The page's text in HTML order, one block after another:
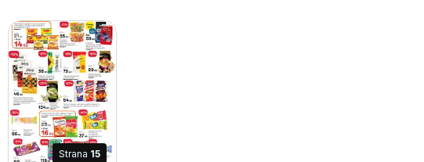
Strana 15